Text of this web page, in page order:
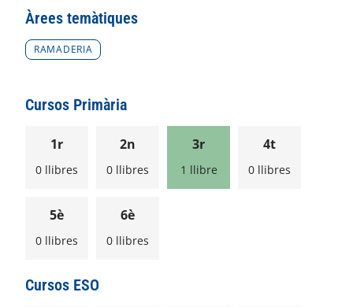
Àrees temàtiques
RAMADERIA
Cursos Primària
1r
0 llibres
2n
0 llibres
3r
1 llibre
4t
0 llibres
5è
0 llibres
6è
0 llibres
Cursos ESO